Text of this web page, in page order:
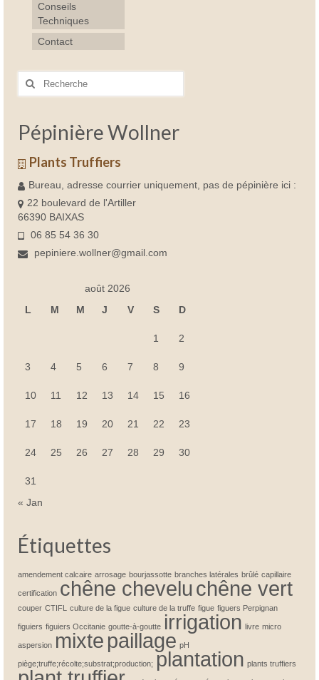
Conseils
Techniques
Contact
Rechercher
Pépinière Wollner
Plants Truffiers
Bureau, adresse courrier uniquement, pas de pépinière ici :
22 boulevard de l'Artiller
66390 BAIXAS
06 85 54 36 30
pepiniere.wollner@gmail.com
août 2026
L
M M J V S D
1 2
3 4 5 6 7 8 9
10 11 12 13 14 15 16
17 18 19 20 21 22 23
24 25 26 27 28 29 30
31
« Jan
Étiquettes
amendement calcaire arrosage bourjassotte branches latérales brûlé capillaire
certification chêne chevelu chêne vert
couper CTIFL culture de la figue culture de la truffe figue figuers Perpignan
figuiers figuiers Occitanie goutte-à-goutte irrigation livre micro
aspersion mixte paillage pH
piège;truffe;récolte;substrat;production; plantation plants truffiers